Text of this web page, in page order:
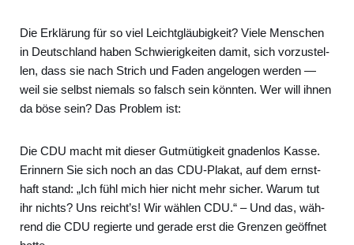
Die Erklä­rung für so viel Leicht­gläu­big­keit? Vie­le Men­schen
in Deutsch­land haben Schwie­rig­kei­ten damit, sich vor­zu­stel­
len, dass sie nach Strich und Faden ange­lo­gen wer­den —
weil sie selbst nie­mals so falsch sein könn­ten. Wer will ihnen
da böse sein? Das Pro­blem ist:
Die CDU macht mit die­ser Gut­mü­tig­keit gna­den­los Kas­se.
Erin­nern Sie sich noch an das CDU-Pla­kat, auf dem ernst­
haft stand: „Ich fühl mich hier nicht mehr sicher. War­um tut
ihr nichts? Uns reicht’s! Wir wäh­len CDU.“ – Und das, wäh­
rend die CDU regier­te und gera­de erst die Gren­zen geöff­net